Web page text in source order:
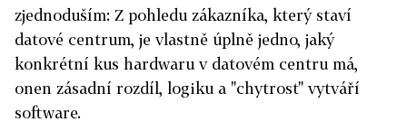
zjednoduším: Z pohledu zákazníka, který staví
datové centrum, je vlastně úplně jedno, jaký
konkrétní kus hardwaru v datovém centru má,
onen zásadní rozdíl, logiku a "chytrost" vytváří
software.